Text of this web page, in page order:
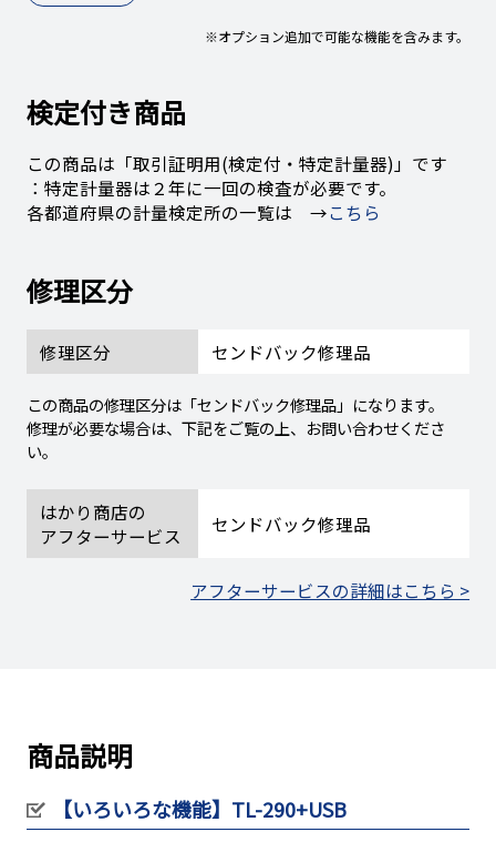
※オプション追加で可能な機能を含みます。
検定付き商品
この商品は「取引証明用(検定付・特定計量器)」です
：特定計量器は２年に一回の検査が必要です。
各都道府県の計量検定所の一覧は →こちら
修理区分
修理区分 センドバック修理品
この商品の修理区分は「センドバック修理品」になります。
修理が必要な場合は、下記をご覧の上、お問い合わせくださ
い。
はかり商店の
アフターサービス
センドバック修理品
アフターサービスの詳細はこちら >
商品説明
【いろいろな機能】TL-290+USB